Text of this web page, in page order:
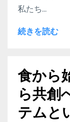
私たち...
続きを読む
食から
ら共創
テムと